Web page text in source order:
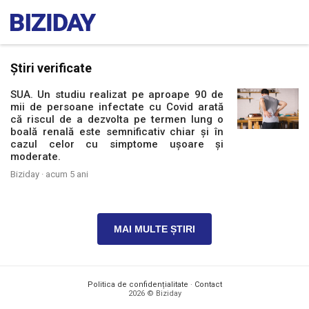
Știri verificate
SUA. Un studiu realizat pe aproape 90 de
mii de persoane infectate cu Covid arată
că riscul de a dezvolta pe termen lung o
boală renală este semnificativ chiar și în
cazul celor cu simptome ușoare și
moderate.
Biziday · acum 5 ani
MAI MULTE ȘTIRI
Politica de confidențialitate · Contact
2026 © Biziday